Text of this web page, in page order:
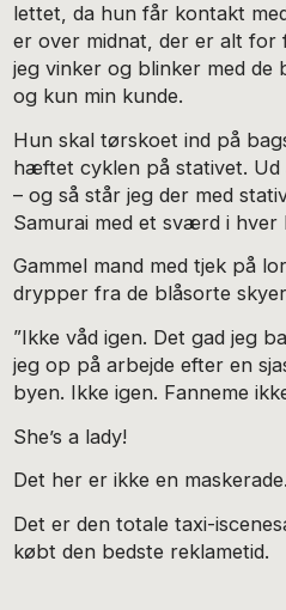
lettet, da hun får kontakt
er over midnat, der er alt for
jeg vinker og blinker med de
og kun min kunde.
Hun skal tørskoet ind på
hæftet cyklen på stativet. Ud
– og så står jeg der med
Samurai med et sværd i hver
Gammel mand med tjek på
drypper fra de blåsorte
”Ikke våd igen. Det gad jeg
jeg op på arbejde efter en
byen. Ikke igen. Fanneme
She’s a lady!
Det her er ikke en maskerade.
Det er den totale taxi-
købt den bedste reklametid.